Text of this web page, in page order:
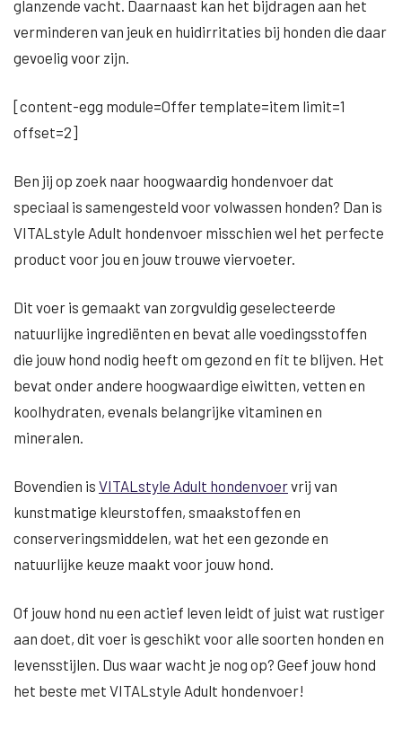
glanzende vacht. Daarnaast kan het bijdragen aan het
verminderen van jeuk en huidirritaties bij honden die daar
gevoelig voor zijn.
[content-egg module=Offer template=item limit=1
offset=2]
Ben jij op zoek naar hoogwaardig hondenvoer dat
speciaal is samengesteld voor volwassen honden? Dan is
VITALstyle Adult hondenvoer misschien wel het perfecte
product voor jou en jouw trouwe viervoeter.
Dit voer is gemaakt van zorgvuldig geselecteerde
natuurlijke ingrediënten en bevat alle voedingsstoffen
die jouw hond nodig heeft om gezond en fit te blijven. Het
bevat onder andere hoogwaardige eiwitten, vetten en
koolhydraten, evenals belangrijke vitaminen en
mineralen.
Bovendien is VITALstyle Adult hondenvoervrij van
kunstmatige kleurstoffen, smaakstoffen en
conserveringsmiddelen, wat het een gezonde en
natuurlijke keuze maakt voor jouw hond.
Of jouw hond nu een actief leven leidt of juist wat rustiger
aan doet, dit voer is geschikt voor alle soorten honden en
levensstijlen. Dus waar wacht je nog op? Geef jouw hond
het beste met VITALstyle Adult hondenvoer!